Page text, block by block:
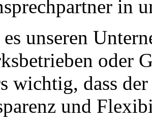
in
unseren
oder
wichtig, dass
und